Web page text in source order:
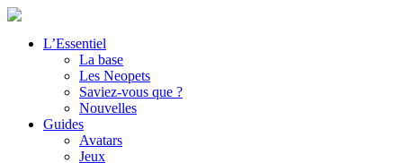
L’Essentiel
La base
Les Neopets
Saviez-vous que ?
Nouvelles
Guides
Avatars
Jeux